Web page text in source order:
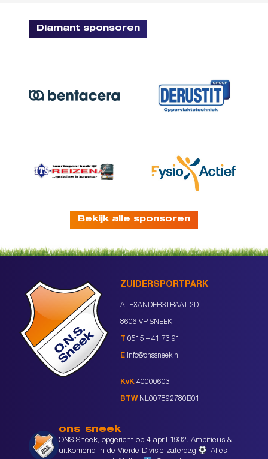
Diamant sponsoren
Bekijk alle sponsoren
ZUIDERSPORTPARK
ALEXANDERSTRAAT 2D
8606 VP SNEEK
T 0515 – 41 73 91
E info@onssneek.nl
KvK 40000603
BTW NL007892780B01
ons_sneek
ONS Sneek, opgericht op 4 april 1932. Ambitieus &
uitkomend in de Vierde Divisie zaterdag
Alles